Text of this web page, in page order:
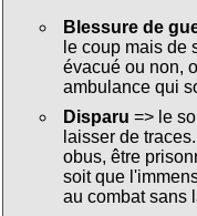
Blessure de
le coup mais de
évacué ou non,
ambulance qui
Disparu => le
laisser de
obus, être
soit que
au combat sans